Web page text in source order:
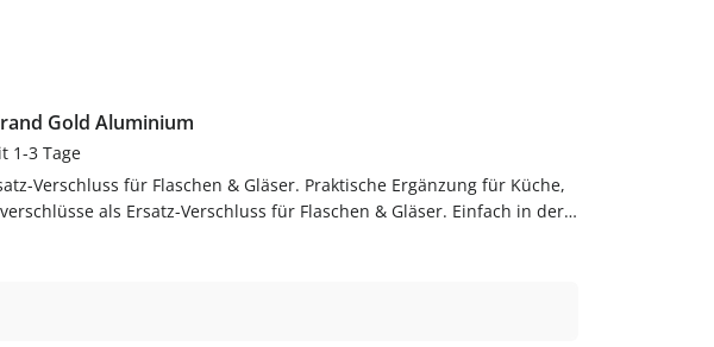
Gold Aluminium
1-3 Tage
Verschluss für Flaschen & Gläser. Praktische Ergänzung für Küche,
als Ersatz-Verschluss für Flaschen & Gläser. Einfach in der
bestellenBestelle Schraubverschlüsse bequem online bei